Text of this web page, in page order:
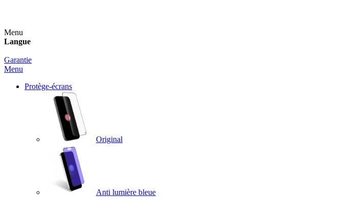
Menu
Langue
Garantie
Menu
Protège-écrans
Original
Anti lumière bleue